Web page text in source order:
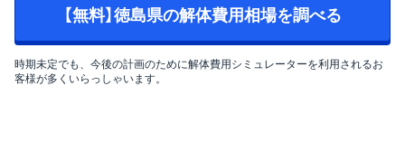
【無料】徳島県の解体費用相場を調べる
時期未定でも、今後の計画のために解体費用シミュレーターを利用されるお
客様が多くいらっしゃいます。